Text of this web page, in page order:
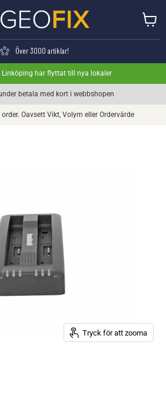
Över 3000 artiklar!
Linköping har flyttat till nya lokaler
betala med kort i webbshopen
Oavsett Vikt, Volym eller Ordervärde
Tryck för att zooma